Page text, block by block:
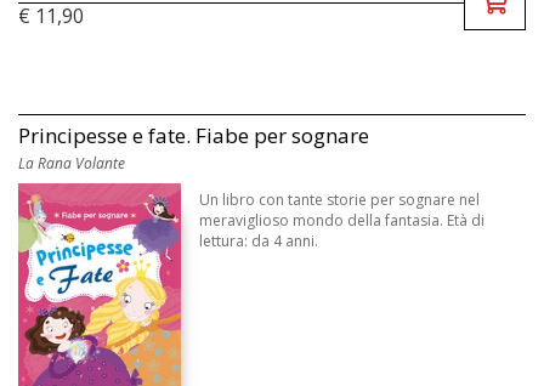
€ 11,90
Principesse e fate. Fiabe per sognare
La Rana Volante
Un libro con tante storie per sognare nel
meraviglioso mondo della fantasia. Età di
lettura: da 4 anni.